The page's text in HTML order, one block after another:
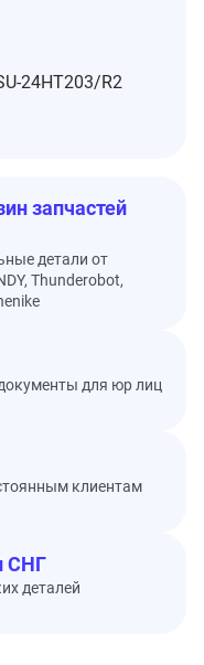
24HT203/R2
запчастей
детали от
Thunderobot,
для юр лиц
клиентам
СНГ
деталей